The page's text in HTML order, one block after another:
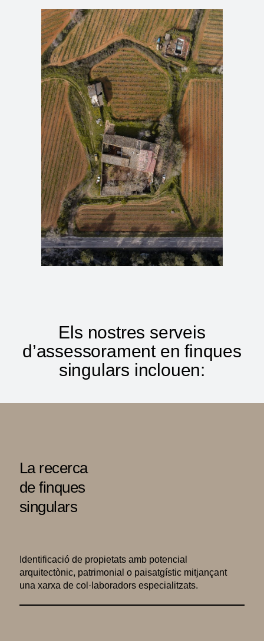
Els nostres serveis
d’assessorament en finques
singulars inclouen:
La recerca
de finques
singulars
Identificació de propietats amb potencial
arquitectònic, patrimonial o paisatgístic mitjançant
una xarxa de col·laboradors especialitzats.